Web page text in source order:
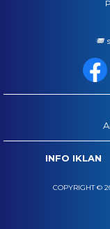
INFO IKLAN
COPYRIGHT ©